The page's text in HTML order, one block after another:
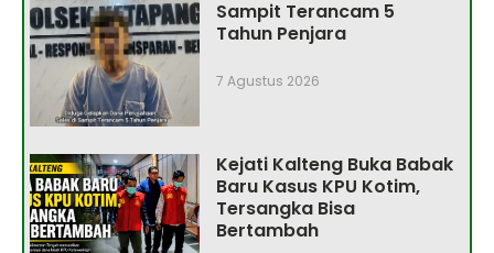
Sampit Terancam 5
Tahun Penjara
7 Agustus 2026
Kejati Kalteng Buka Babak
Baru Kasus KPU Kotim,
Tersangka Bisa
Bertambah